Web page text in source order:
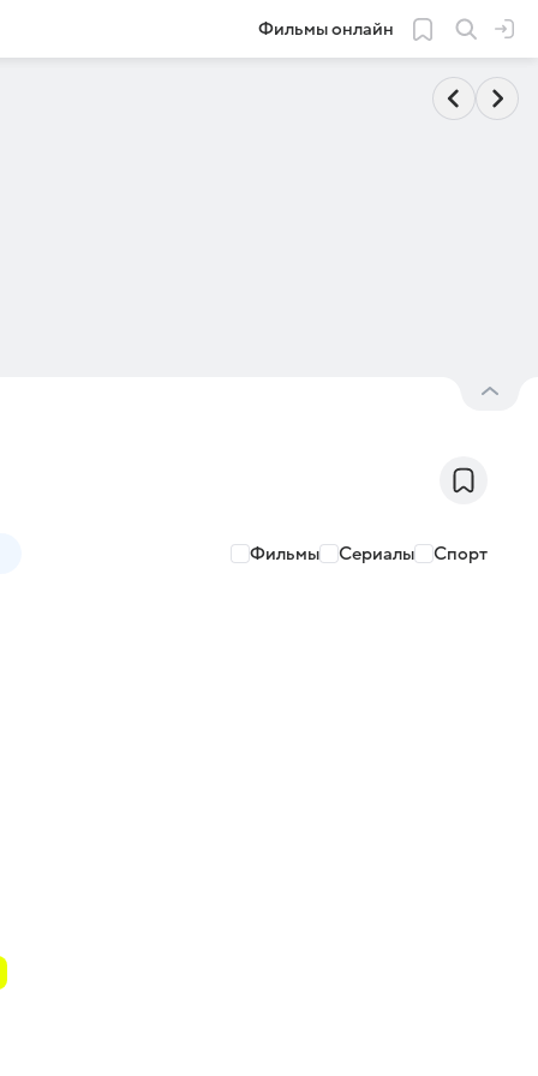
Фильмы онлайн
Фильмы Сериалы Спорт